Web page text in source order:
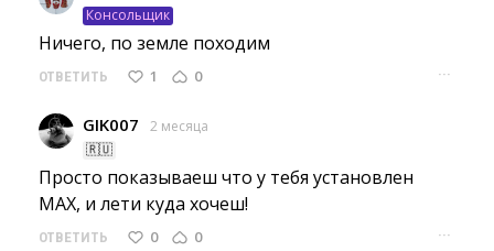
Консольщик
Ничего, по земле походим
ОТВЕТИТЬ 1 0 ···
GIK007
2 месяца
🇷🇺
Просто показываеш что у тебя установлен
MAX, и лети куда хочеш!
ОТВЕТИТЬ 0 0 ···